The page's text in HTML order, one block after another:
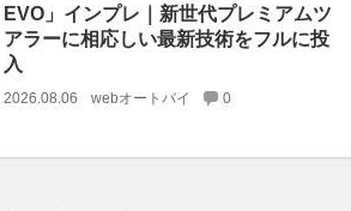
EVO」インプレ｜新世代プレミアムツ
アラーに相応しい最新技術をフルに投
入
2026.08.06 webオートバイ 0